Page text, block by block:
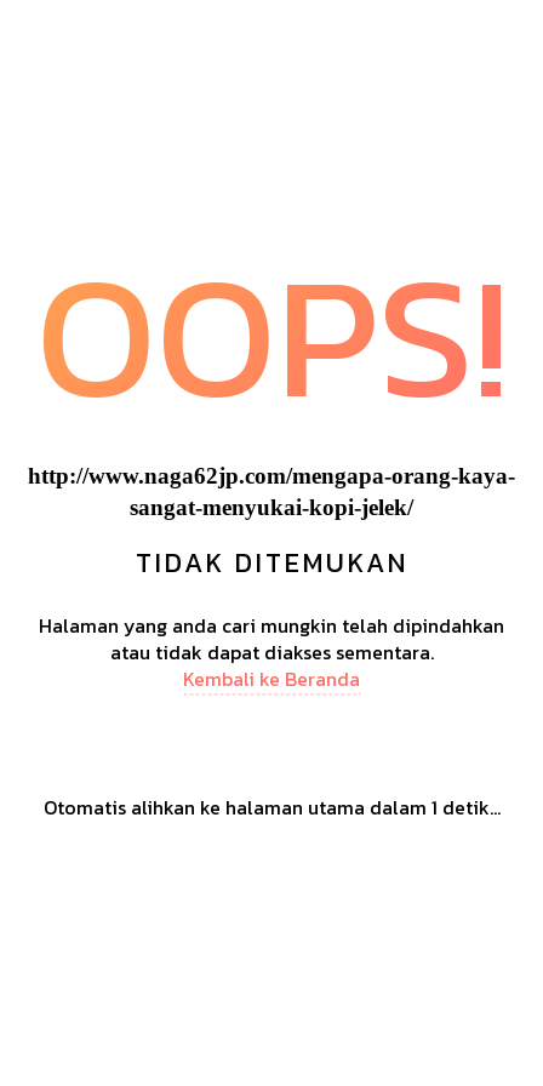
OOPS!
http://www.naga62jp.com/mengapa-orang-kaya-
sangat-menyukai-kopi-jelek/
TIDAK DITEMUKAN
Halaman yang anda cari mungkin telah dipindahkan
atau tidak dapat diakses sementara.
Kembali ke Beranda
Otomatis alihkan ke halaman utama dalam 1 detik...